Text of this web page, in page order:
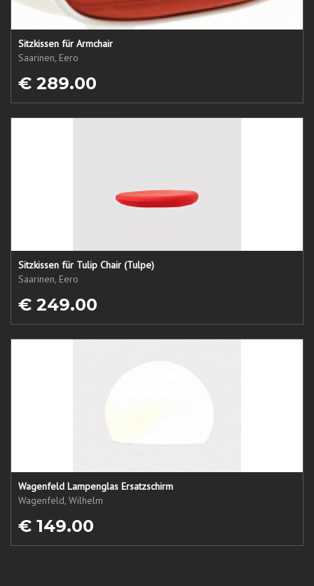
Sitzkissen für Armchair
Saarinen, Eero
€ 289.00
Sitzkissen für Tulip Chair (Tulpe)
Saarinen, Eero
€ 249.00
Wagenfeld Lampenglas Ersatzschirm
Wagenfeld, Wilhelm
€ 149.00